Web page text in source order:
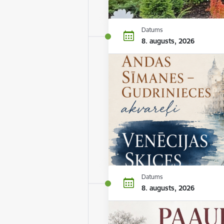
Datums
8. augusts, 2026
Datums
8. augusts, 2026